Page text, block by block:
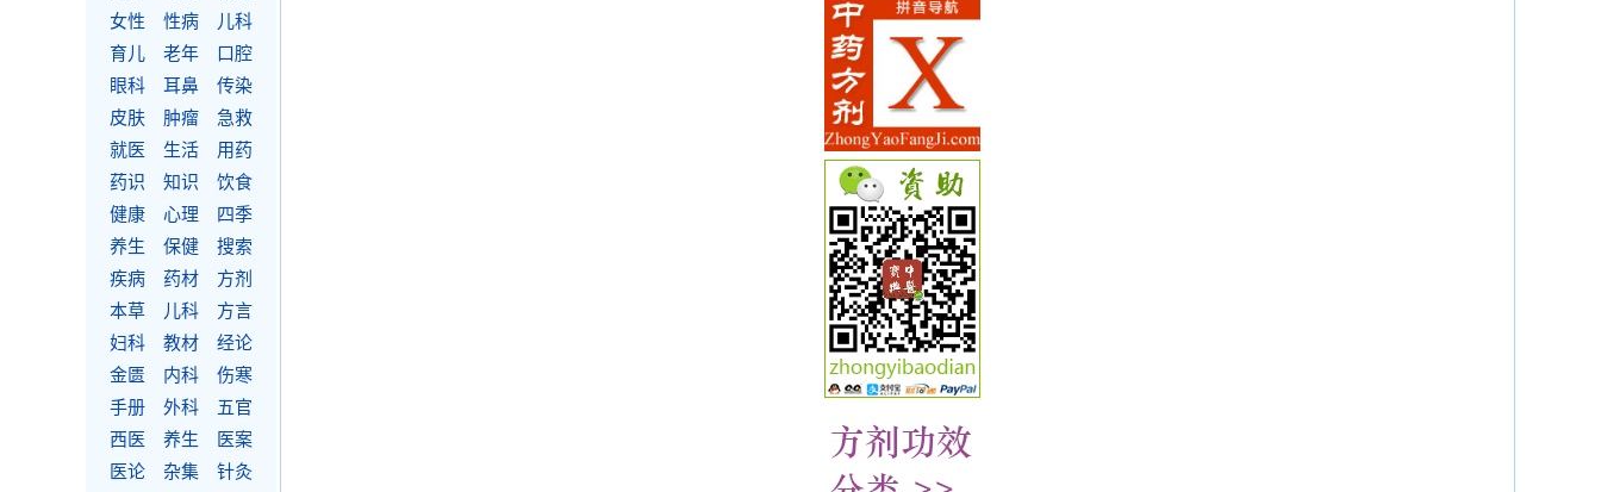
女性
性病
儿科
育儿
老年
口腔
眼科
耳鼻
传染
皮肤
肿瘤
急救
就医
生活
用药
药识
知识
饮食
健康
心理
四季
养生
保健
搜索
疾病
药材
方剂
本草
儿科
方言
妇科
教材
经论
金匮
内科
伤寒
手册
外科
五官
西医
养生
医案
医论
杂集 针灸